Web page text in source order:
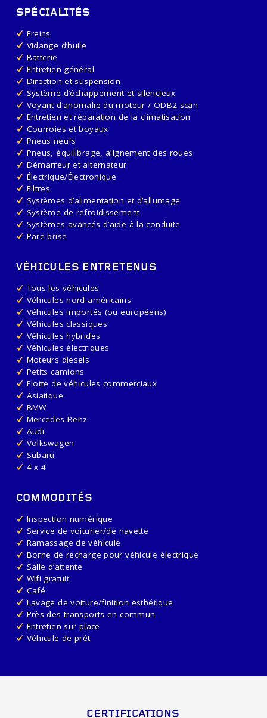
SPÉCIALITÉS
Freins
Vidange d’huile
Batterie
Entretien général
Direction et suspension
Système d’échappement et silencieux
Voyant d’anomalie du moteur / ODB2 scan
Entretien et réparation de la climatisation
Courroies et boyaux
Pneus neufs
Pneus, équilibrage, alignement des roues
Démarreur et alternateur
Électrique/Électronique
Filtres
Systèmes d’alimentation et d’allumage
Système de refroidissement
Systèmes avancés d’aide à la conduite
Pare-brise
VÉHICULES ENTRETENUS
Tous les véhicules
Véhicules nord-américains
Véhicules importés (ou européens)
Véhicules classiques
Véhicules hybrides
Véhicules électriques
Moteurs diesels
Petits camions
Flotte de véhicules commerciaux
Asiatique
BMW
Mercedes-Benz
Audi
Volkswagen
Subaru
4 x 4
COMMODITÉS
Inspection numérique
Service de voiturier/de navette
Ramassage de véhicule
Borne de recharge pour véhicule électrique
Salle d’attente
Wifi gratuit
Café
Lavage de voiture/finition esthétique
Près des transports en commun
Entretien sur place
Véhicule de prêt
CERTIFICATIONS